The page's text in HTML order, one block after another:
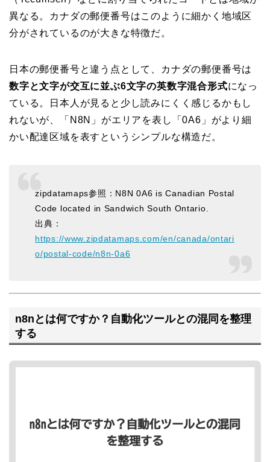
異なる。カナダの郵便番号はこのように細かく地域区
分がされているのが大きな特徴だ。
日本の郵便番号と違う点として、カナダの郵便番号は
数字と文字が交互に並ぶ6文字の英数字混合形式になっ
ている。日本人が見ると少し読みにくく感じるかもし
れないが、「N8N」がエリアを表し「0A6」がより細
かい配達区域を表すというシンプルな構造だ。
zipdatamaps参照：N8N 0A6 is Canadian Postal
Code located in Sandwich South Ontario.
出典：
https://www.zipdatamaps.com/en/canada/ontari
o/postal-code/n8n-0a6
n8nとは何ですか？自動化ツールとの混同を整理
する